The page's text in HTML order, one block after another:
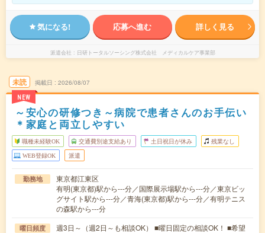
気になる! 応募へ進む 詳しく見る
派遣会社 日研トータルソーシング株式会社 メディカルケア事業部
未読
NEW
掲載日 2026/08/07
～安心の研修つき～病院で患者さんのお手伝い
＊家庭と両立しやすい
職種未経験OK 交通費別途支給あり 土日祝日が休み 残業なし
WEB登録OK 派遣
勤務地
東京都江東区
有明(東京都)駅から---分／国際展示場駅から---分／東京ビッ
グサイト駅から---分／青海(東京都)駅から---分／有明テニス
の森駅から---分
曜日頻度
週3日～（週2日～も相談OK） ■曜日固定の相談OK！ ■希望